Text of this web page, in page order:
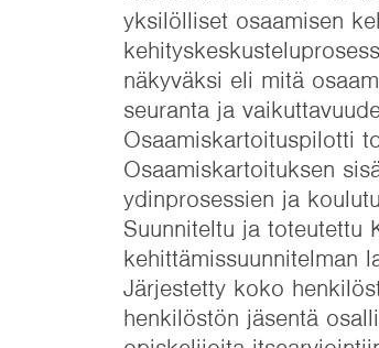
yksilölliset osaamisen
näkyväksi eli mitä
seuranta ja
Osaamiskartoituspilotti
Osaamiskartoituksen
ydinprosessien ja
Suunniteltu ja toteutettu
kehittämissuunnitelman
Järjestetty koko
henkilöstön jäsentä